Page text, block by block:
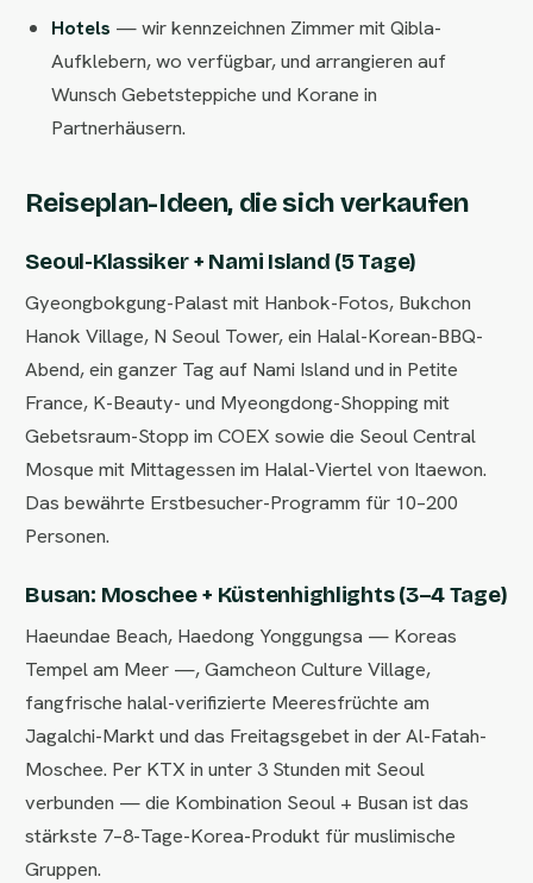
Hotels — wir kennzeichnen Zimmer mit Qibla-
Aufklebern, wo verfügbar, und arrangieren auf
Wunsch Gebetsteppiche und Korane in
Partnerhäusern.
Reiseplan-Ideen, die sich verkaufen
Seoul-Klassiker + Nami Island (5 Tage)
Gyeongbokgung-Palast mit Hanbok-Fotos, Bukchon
Hanok Village, N Seoul Tower, ein Halal-Korean-BBQ-
Abend, ein ganzer Tag auf Nami Island und in Petite
France, K-Beauty- und Myeongdong-Shopping mit
Gebetsraum-Stopp im COEX sowie die Seoul Central
Mosque mit Mittagessen im Halal-Viertel von Itaewon.
Das bewährte Erstbesucher-Programm für 10–200
Personen.
Busan: Moschee + Küstenhighlights (3–4 Tage)
Haeundae Beach, Haedong Yonggungsa — Koreas
Tempel am Meer —, Gamcheon Culture Village,
fangfrische halal-verifizierte Meeresfrüchte am
Jagalchi-Markt und das Freitagsgebet in der Al-Fatah-
Moschee. Per KTX in unter 3 Stunden mit Seoul
verbunden — die Kombination Seoul + Busan ist das
stärkste 7–8-Tage-Korea-Produkt für muslimische
Gruppen.